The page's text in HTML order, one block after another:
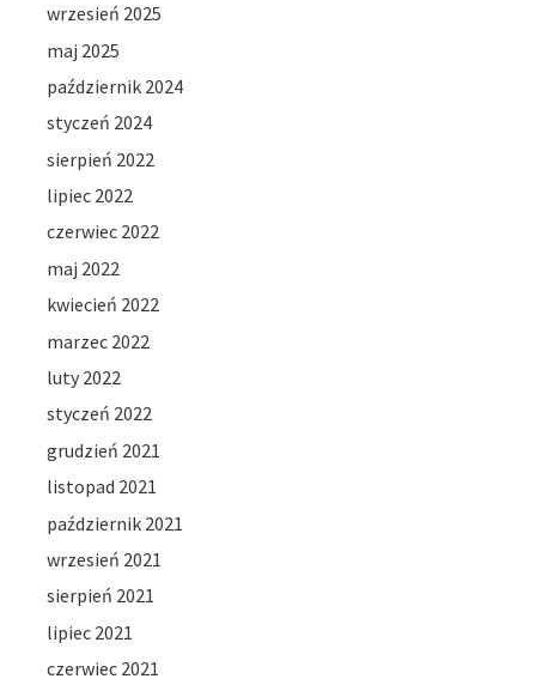
wrzesień 2025
maj 2025
październik 2024
styczeń 2024
sierpień 2022
lipiec 2022
czerwiec 2022
maj 2022
kwiecień 2022
marzec 2022
luty 2022
styczeń 2022
grudzień 2021
listopad 2021
październik 2021
wrzesień 2021
sierpień 2021
lipiec 2021
czerwiec 2021